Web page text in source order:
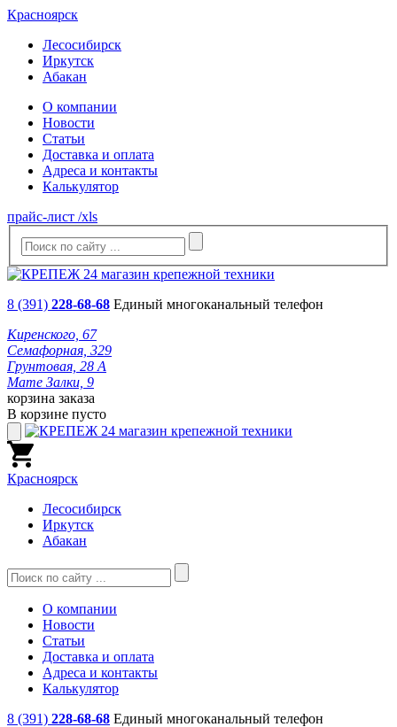
Красноярск
Лесосибирск
Иркутск
Абакан
О компании
Новости
Статьи
Доставка и оплата
Адреса и контакты
Калькулятор
прайс-лист /xls
8 (391) 228-68-68 Единый многоканальный телефон
Киренского, 67
Семафорная, 329
Грунтовая, 28 А
Мате Залки, 9
корзина заказа
В корзине пусто
Красноярск
Лесосибирск
Иркутск
Абакан
О компании
Новости
Статьи
Доставка и оплата
Адреса и контакты
Калькулятор
8 (391) 228-68-68 Единый многоканальный телефон